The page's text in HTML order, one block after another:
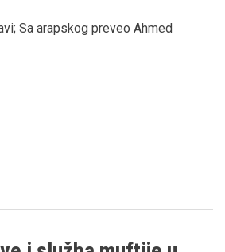
Sa arapskog preveo Ahmed